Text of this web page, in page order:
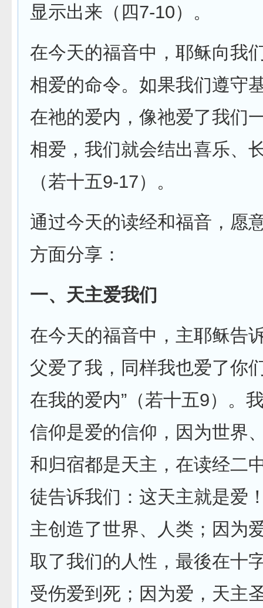
显示出来（四7-10）。
在今天的福音中，耶稣向我
相爱的命令。如果我们遵守
在祂的爱内，像祂爱了我们
相爱，我们就会结出喜乐、
（若十五9-17）。
通过今天的读经和福音，愿
方面分享：
一、天主爱我们
在今天的福音中，主耶稣告
父爱了我，同样我也爱了你
在我的爱内”（若十五9）。
信仰是爱的信仰，因为世界
和归宿都是天主，在读经二
徒告诉我们：这天主就是爱
主创造了世界、人类；因为
取了我们的人性，最後在十
受伤爱到死；因为爱，天主